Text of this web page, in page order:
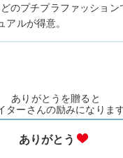
のプチプラファッション
ルが得意。
ありがとうを贈ると
ターさんの励みになりま